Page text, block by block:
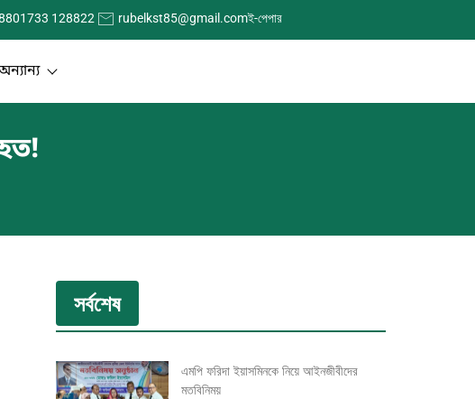
128822 rubelkst85@gmail.comই-পেপার
সর্বশেষ
এমপি ফরিদা ইয়াসমিনকে নিয়ে আইনজীবীদের
মতবিনিময়